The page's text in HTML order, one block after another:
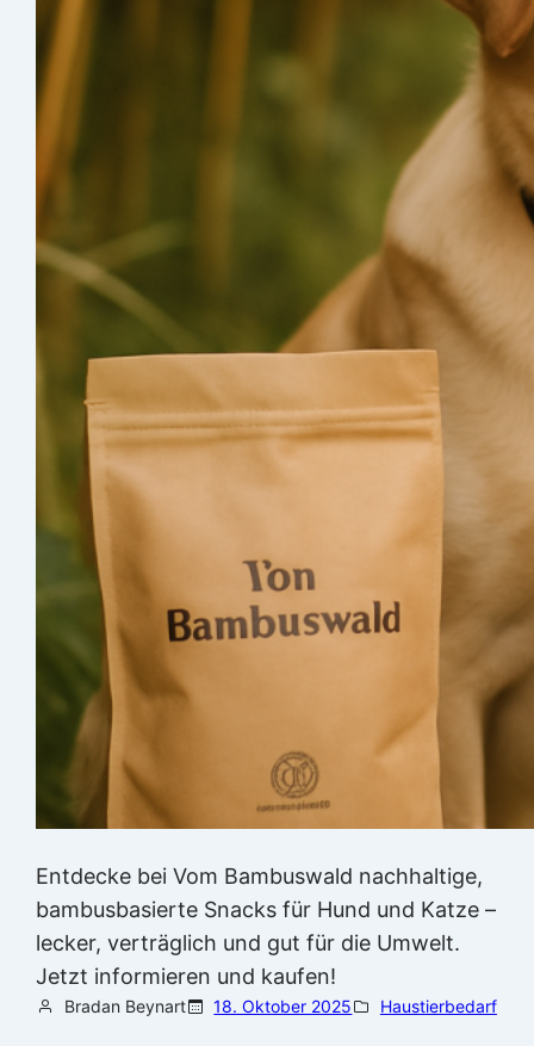
Entdecke bei Vom Bambuswald nachhaltige,
bambusbasierte Snacks für Hund und Katze –
lecker, verträglich und gut für die Umwelt.
Jetzt informieren und kaufen!
Bradan Beynart 18. Oktober 2025 Haustierbedarf